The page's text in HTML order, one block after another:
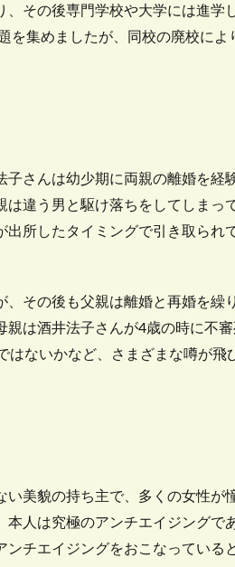
その後専門学校や大学には進学
を集めましたが、同校の廃校によ
さんは幼少期に両親の離婚を経
違う男と駆け落ちをしてしまっ
所したタイミングで引き取られ
その後も父親は離婚と再婚を繰
は酒井法子さんが4歳の時に不
ないかなど、さまざまな噂が飛
美貌の持ち主で、多くの女性が
人は究極のアンチエイジングで
チエイジングをおこなっている